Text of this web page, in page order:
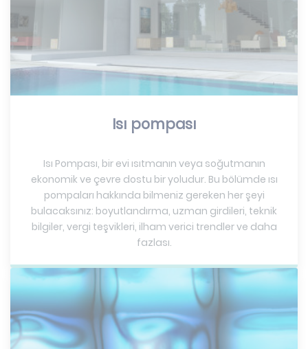
Isı pompası
Isı Pompası, bir evi ısıtmanın veya soğutmanın
ekonomik ve çevre dostu bir yoludur. Bu bölümde ısı
pompaları hakkında bilmeniz gereken her şeyi
bulacaksınız: boyutlandırma, uzman girdileri, teknik
bilgiler, vergi teşvikleri, ilham verici trendler ve daha
fazlası.